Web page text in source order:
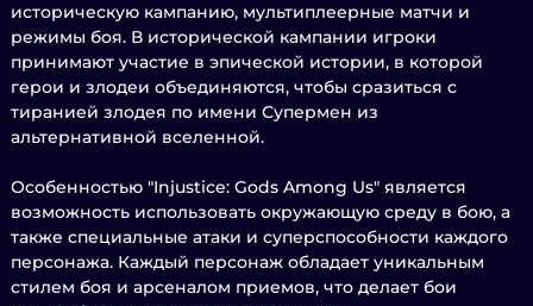
историческую кампанию, мультиплеерные матчи и
режимы боя. В исторической кампании игроки
принимают участие в эпической истории, в которой
герои и злодеи объединяются, чтобы сразиться с
тиранией злодея по имени Супермен из
альтернативной вселенной.
Особенностью "Injustice: Gods Among Us" является
возможность использовать окружающую среду в бою, а
также специальные атаки и суперспособности каждого
персонажа. Каждый персонаж обладает уникальным
стилем боя и арсеналом приемов, что делает бои